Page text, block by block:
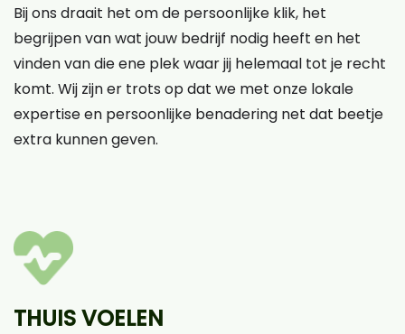
Bij ons draait het om de persoonlijke klik, het
begrijpen van wat jouw bedrijf nodig heeft en het
vinden van die ene plek waar jij helemaal tot je recht
komt. Wij zijn er trots op dat we met onze lokale
expertise en persoonlijke benadering net dat beetje
extra kunnen geven.
THUIS VOELEN